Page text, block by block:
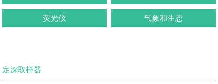
荧光仪 气象和生态
定深取样器